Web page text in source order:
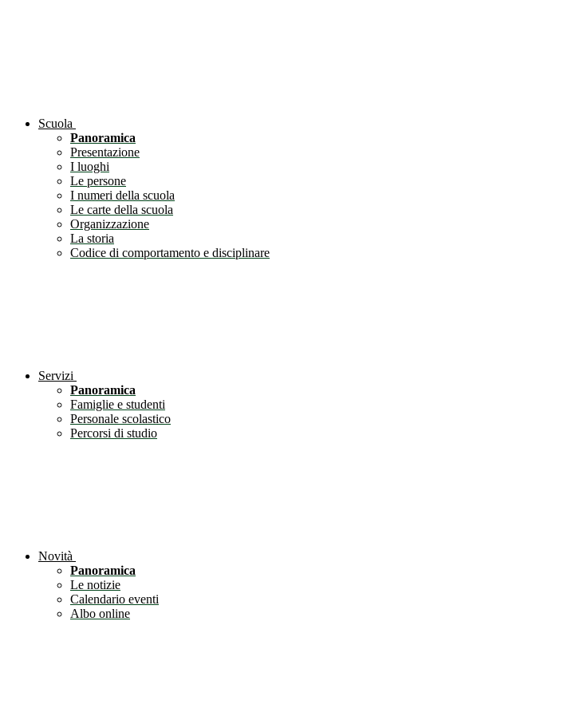
Scuola
Panoramica
Presentazione
I luoghi
Le persone
I numeri della scuola
Le carte della scuola
Organizzazione
La storia
Codice di comportamento e disciplinare
Servizi
Panoramica
Famiglie e studenti
Personale scolastico
Percorsi di studio
Novità
Panoramica
Le notizie
Calendario eventi
Albo online